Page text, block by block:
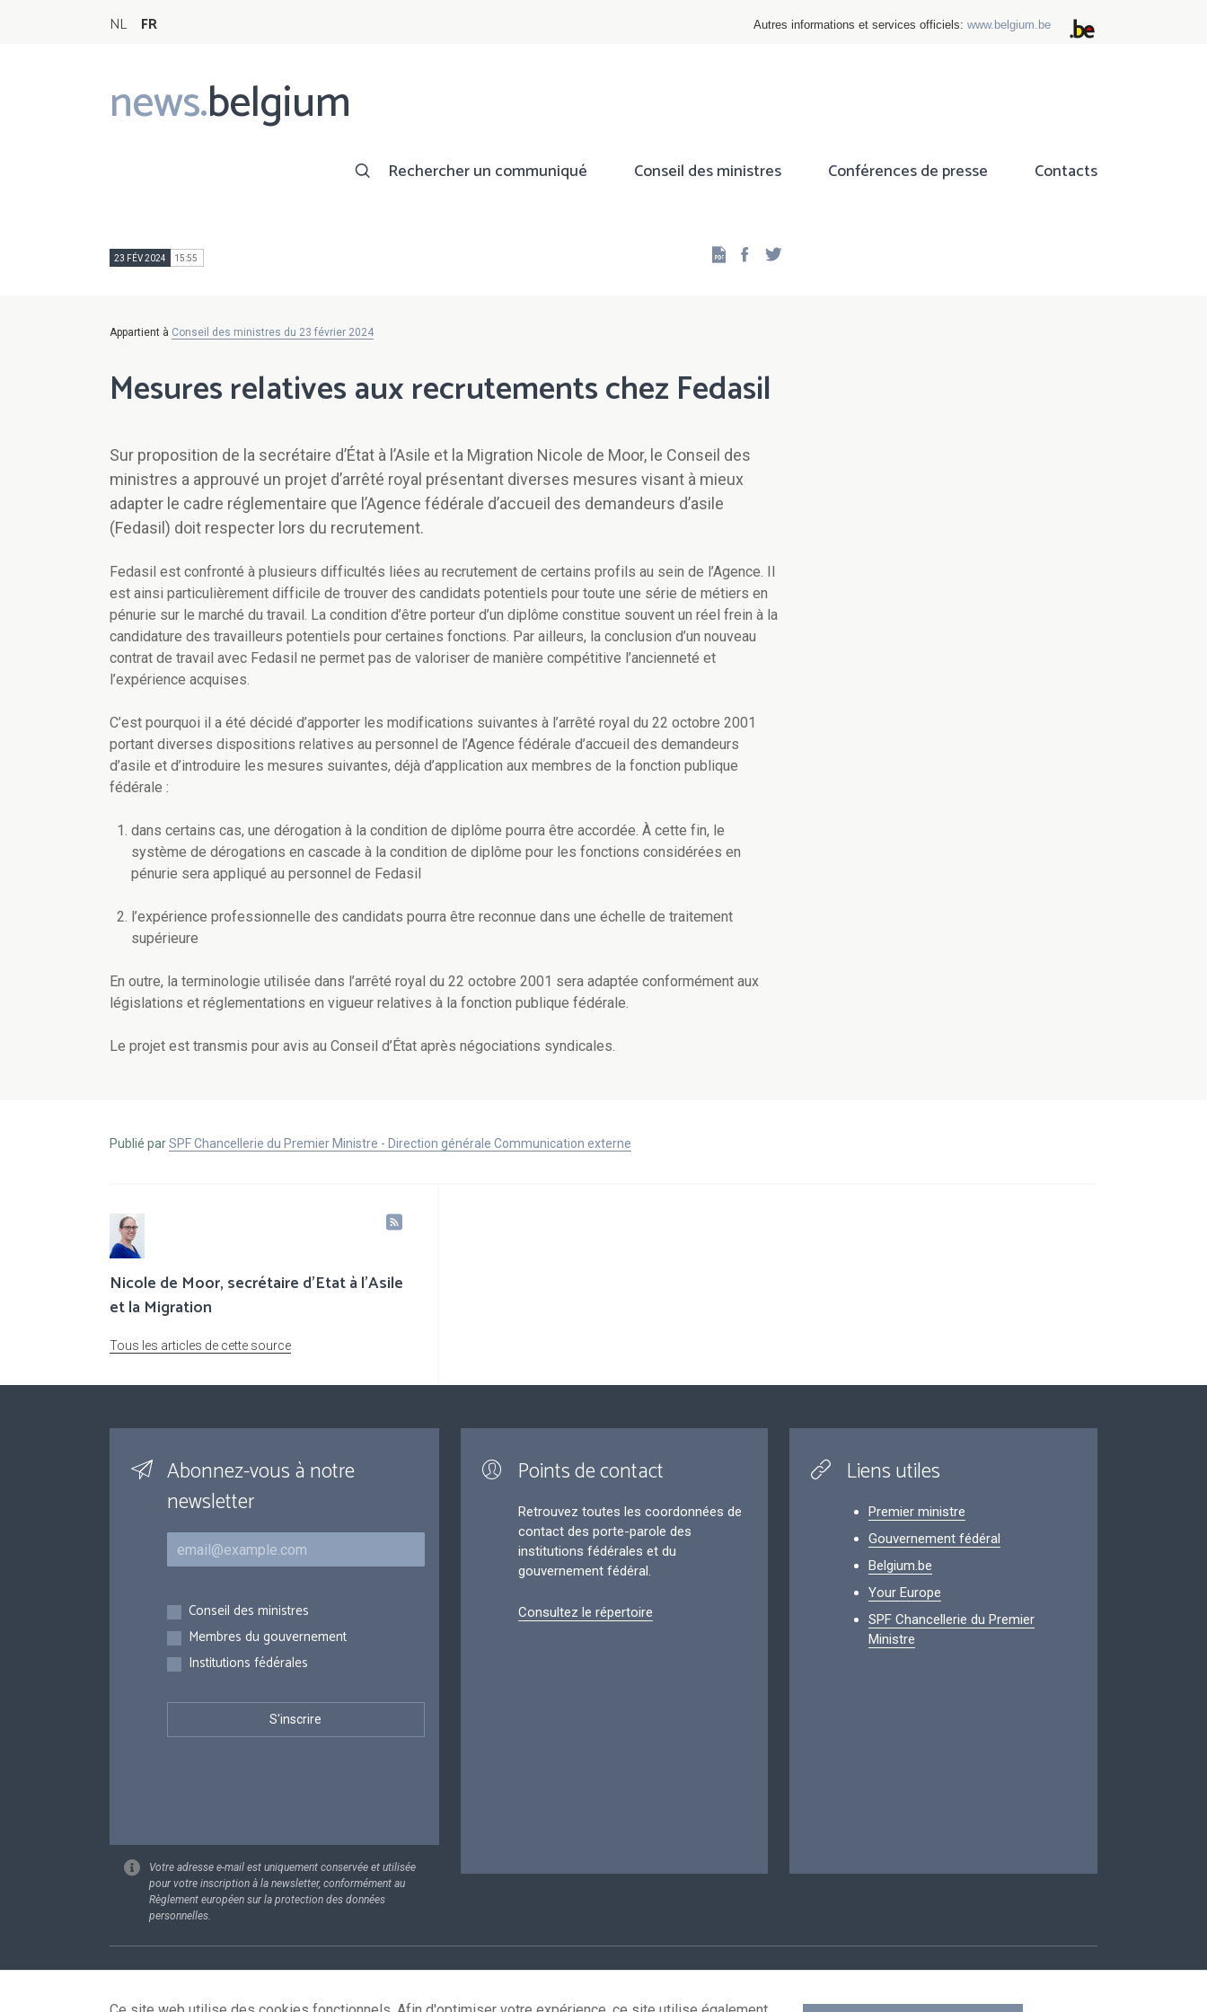
NL FR Autres informations et services officiels: www.belgium.be
news.belgium
Main
navigation
Rechercher un communiqué Conseil des ministres Conférences de presse Contacts
23 FÉV 2024 15:55 Facebook
Appartient à Conseil des ministres du 23 février 2024
Mesures relatives aux recrutements chez Fedasil
Sur proposition de la secrétaire d’État à l’Asile et la Migration Nicole de Moor, le Conseil des
ministres a approuvé un projet d’arrêté royal présentant diverses mesures visant à mieux
adapter le cadre réglementaire que l’Agence fédérale d’accueil des demandeurs d’asile
(Fedasil) doit respecter lors du recrutement.
Fedasil est confronté à plusieurs difficultés liées au recrutement de certains profils au sein de l’Agence. Il
est ainsi particulièrement difficile de trouver des candidats potentiels pour toute une série de métiers en
pénurie sur le marché du travail. La condition d’être porteur d’un diplôme constitue souvent un réel frein à la
candidature des travailleurs potentiels pour certaines fonctions. Par ailleurs, la conclusion d’un nouveau
contrat de travail avec Fedasil ne permet pas de valoriser de manière compétitive l’ancienneté et
l’expérience acquises.
C’est pourquoi il a été décidé d’apporter les modifications suivantes à l’arrêté royal du 22 octobre 2001
portant diverses dispositions relatives au personnel de l’Agence fédérale d’accueil des demandeurs
d’asile et d’introduire les mesures suivantes, déjà d’application aux membres de la fonction publique
fédérale :
dans certains cas, une dérogation à la condition de diplôme pourra être accordée. À cette fin, le
système de dérogations en cascade à la condition de diplôme pour les fonctions considérées en
pénurie sera appliqué au personnel de Fedasil
l’expérience professionnelle des candidats pourra être reconnue dans une échelle de traitement
supérieure
En outre, la terminologie utilisée dans l’arrêté royal du 22 octobre 2001 sera adaptée conformément aux
législations et réglementations en vigueur relatives à la fonction publique fédérale.
Le projet est transmis pour avis au Conseil d’État après négociations syndicales.
Publié parSPF Chancellerie du Premier Ministre - Direction générale Communication externe
Nicole de Moor, secrétaire d'Etat à l'Asile
et la Migration
Tous les articles de cette source
Abonnez-vous à notre
newsletter
Courriel
Inscriptions
Conseil des ministres
Membres du gouvernement
Institutions fédérales
Votre adresse e-mail est uniquement conservée et utilisée
pour votre inscription à la newsletter, conformément au
Règlement européen sur la protection des données
personnelles.
Points de contact
Retrouvez toutes les coordonnées de
contact des porte-parole des
institutions fédérales et du
gouvernement fédéral.
Consultez le répertoire
Liens utiles
Premier ministre
Gouvernement fédéral
Belgium.be
Your Europe
SPF Chancellerie du Premier
Ministre